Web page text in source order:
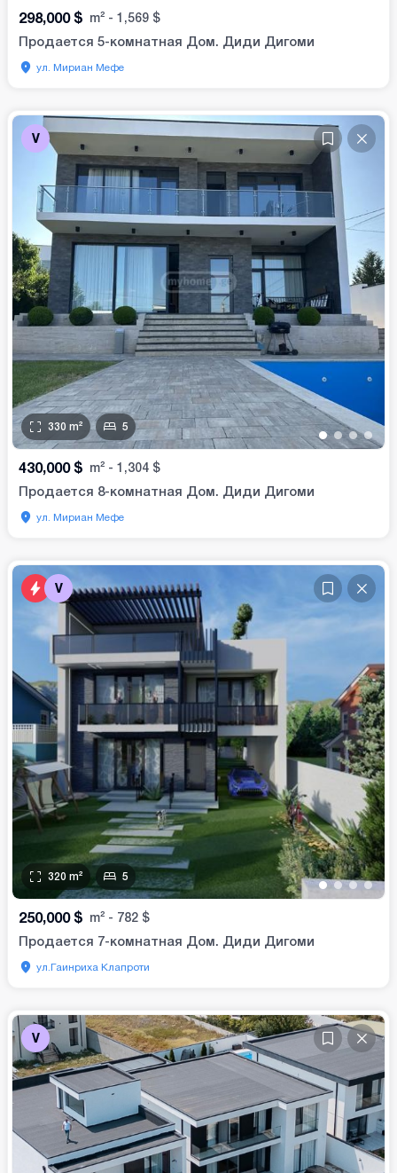
298,000 $ m² - 1,569 $
Продается 5-комнатная Дом. Диди Дигоми
ул. Мириан Мефе
V
••••
330 m² 5
430,000 $ m² - 1,304 $
Продается 8-комнатная Дом. Диди Дигоми
ул. Мириан Мефе
V
••••
320 m² 5
250,000 $ m² - 782 $
Продается 7-комнатная Дом. Диди Дигоми
ул.Гаинриха Клапроти
V